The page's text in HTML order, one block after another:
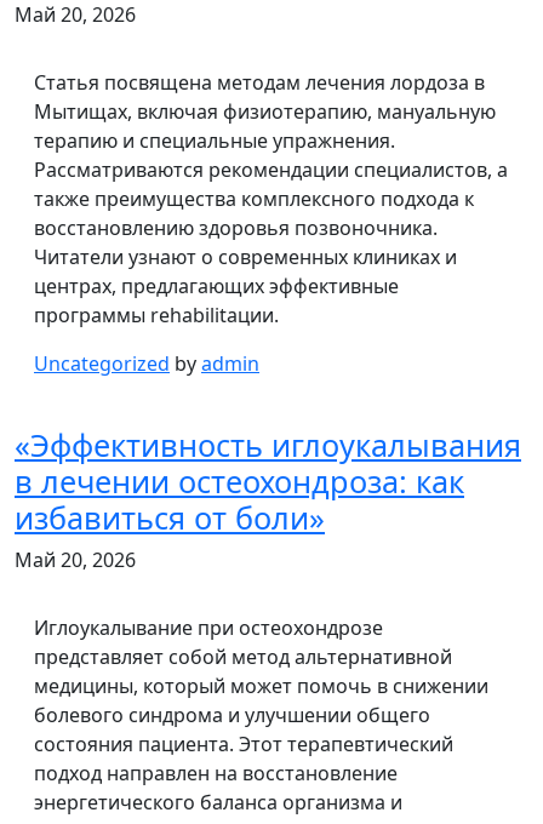
Май 20, 2026
Статья посвящена методам лечения лордоза в
Мытищах, включая физиотерапию, мануальную
терапию и специальные упражнения.
Рассматриваются рекомендации специалистов, а
также преимущества комплексного подхода к
восстановлению здоровья позвоночника.
Читатели узнают о современных клиниках и
центрах, предлагающих эффективные
программы rehabilitaции.
Uncategorized byadmin
«Эффективность иглоукалывания
в лечении остеохондроза: как
избавиться от боли»
Май 20, 2026
Иглоукалывание при остеохондрозе
представляет собой метод альтернативной
медицины, который может помочь в снижении
болевого синдрома и улучшении общего
состояния пациента. Этот терапевтический
подход направлен на восстановление
энергетического баланса организма и